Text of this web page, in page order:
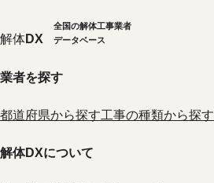
解体DX
全国の解体工事業者
データベース
業者を探す
都道府県から探す工事の種類から探す
解体DXについて